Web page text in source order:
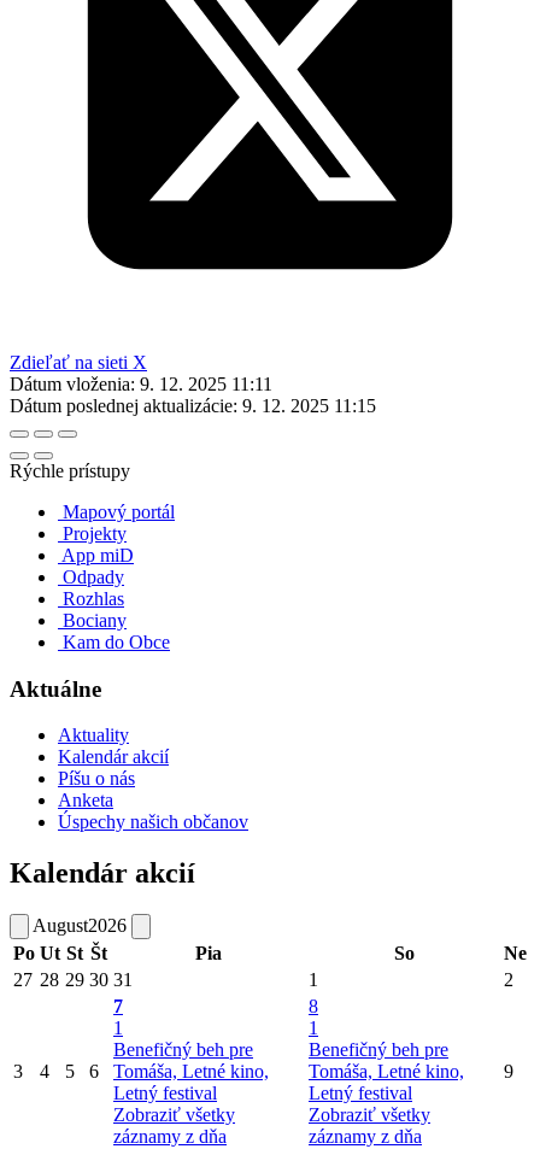
Zdieľať na sieti X
Dátum vloženia: 9. 12. 2025 11:11
Dátum poslednej aktualizácie: 9. 12. 2025 11:15
Rýchle prístupy
Mapový portál
Projekty
App miD
Odpady
Rozhlas
Bociany
Kam do Obce
Aktuálne
Aktuality
Kalendár akcií
Píšu o nás
Anketa
Úspechy našich občanov
Kalendár akcií
August2026
Po Ut St Št Pia So
Ne
27 28 29 30 31 1 2
3 4 5 6
7
1
Benefičný beh pre
Tomáša, Letné kino,
Letný festival
Zobraziť všetky
záznamy z dňa
8
1
Benefičný beh pre
Tomáša, Letné kino,
Letný festival
Zobraziť všetky
záznamy z dňa
9